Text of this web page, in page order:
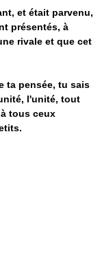
et était parvenu,
présentés, à
rivale et que cet
ta pensée, tu sais
l'unité, tout
tous ceux